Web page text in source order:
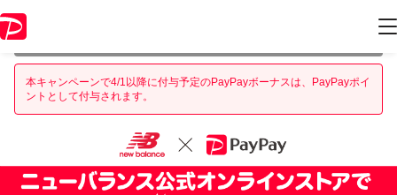
情報はキャンペーン終了時点のものになります。
本キャンペーンで4/1以降に付与予定のPayPayボーナスは、PayPayポイ
ントとして付与されます。